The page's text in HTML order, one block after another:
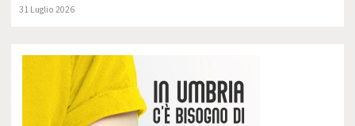
31 Luglio 2026